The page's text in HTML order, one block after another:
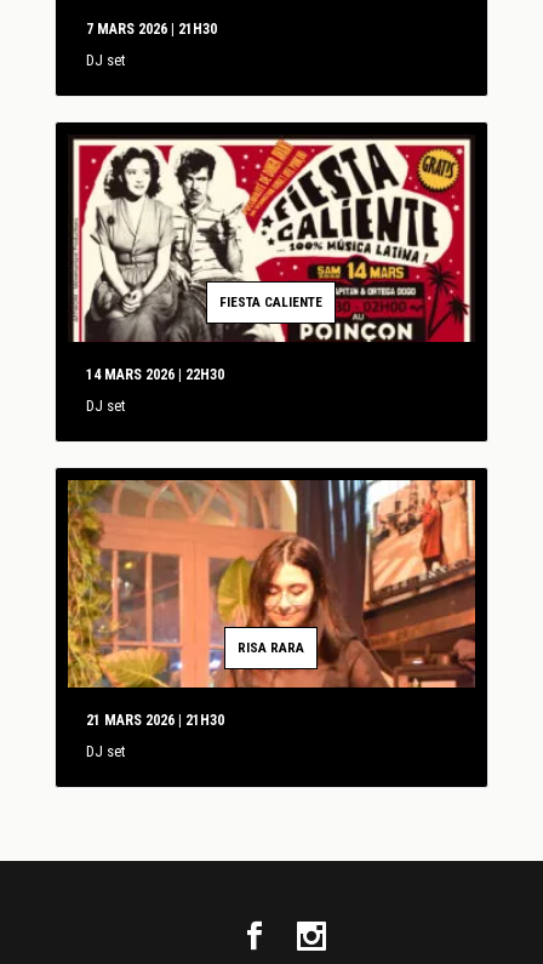
7 MARS 2026 | 21H30
DJ set
FIESTA CALIENTE
14 MARS 2026 | 22H30
DJ set
RISA RARA
21 MARS 2026 | 21H30
DJ set